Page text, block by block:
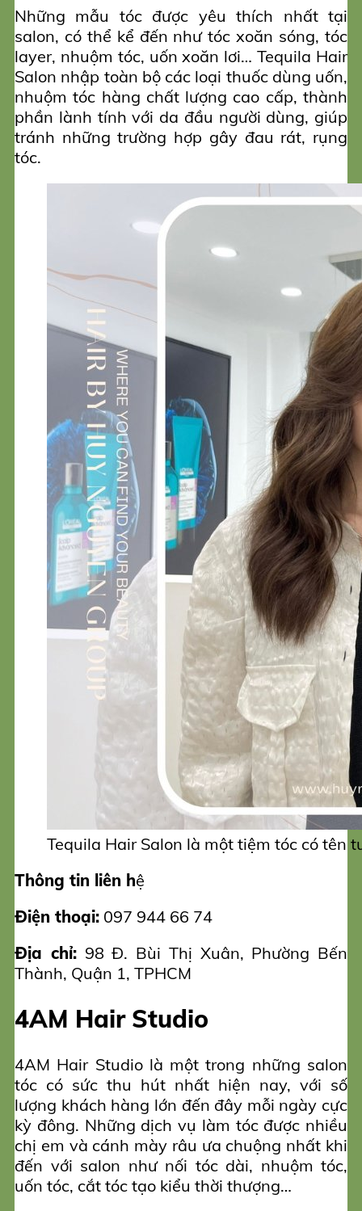
Những mẫu tóc được yêu thích nhất tại
salon, có thể kể đến như tóc xoăn sóng, tóc
layer, nhuộm tóc, uốn xoăn lơi… Tequila Hair
Salon nhập toàn bộ các loại thuốc dùng uốn,
nhuộm tóc hàng chất lượng cao cấp, thành
phần lành tính với da đầu người dùng, giúp
tránh những trường hợp gây đau rát, rụng
tóc.
Tequila Hair Salon là một tiệm tóc có tên
Thông tin liên hệ
Điện thoại: 097 944 66 74
Địa chỉ:98 Đ. Bùi Thị Xuân, Phường Bến
Thành, Quận 1, TPHCM
4AM Hair Studio
4AM Hair Studio là một trong những salon
tóc có sức thu hút nhất hiện nay, với số
lượng khách hàng lớn đến đây mỗi ngày cực
kỳ đông. Những dịch vụ làm tóc được nhiều
chị em và cánh mày râu ưa chuộng nhất khi
đến với salon như nối tóc dài, nhuộm tóc,
uốn tóc, cắt tóc tạo kiểu thời thượng…